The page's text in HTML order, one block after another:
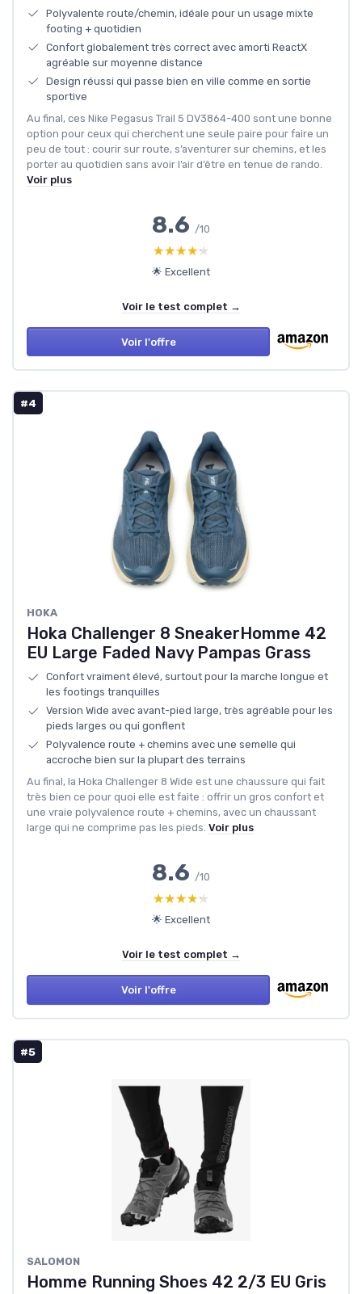
Polyvalente route/chemin, idéale pour un usage mixte
footing + quotidien
Confort globalement très correct avec amorti ReactX
agréable sur moyenne distance
Design réussi qui passe bien en ville comme en sortie
sportive
Au final, ces Nike Pegasus Trail 5 DV3864-400 sont une bonne
option pour ceux qui cherchent une seule paire pour faire un
peu de tout : courir sur route, s’aventurer sur chemins, et les
porter au quotidien sans avoir l’air d’être en tenue de rando.
Voir plus
8.6 /10
★★★★★
★★★★★
🌟 Excellent
Voir le test complet →
Voir l'offre
#4
HOKA
Hoka Challenger 8 SneakerHomme 42
EU Large Faded Navy Pampas Grass
Confort vraiment élevé, surtout pour la marche longue et
les footings tranquilles
Version Wide avec avant-pied large, très agréable pour les
pieds larges ou qui gonflent
Polyvalence route + chemins avec une semelle qui
accroche bien sur la plupart des terrains
Au final, la Hoka Challenger 8 Wide est une chaussure qui fait
très bien ce pour quoi elle est faite : offrir un gros confort et
une vraie polyvalence route + chemins, avec un chaussant
large qui ne comprime pas les pieds. Voir plus
8.6 /10
★★★★★
★★★★★
🌟 Excellent
Voir le test complet →
Voir l'offre
#5
SALOMON
Homme Running Shoes 42 2/3 EU Gris